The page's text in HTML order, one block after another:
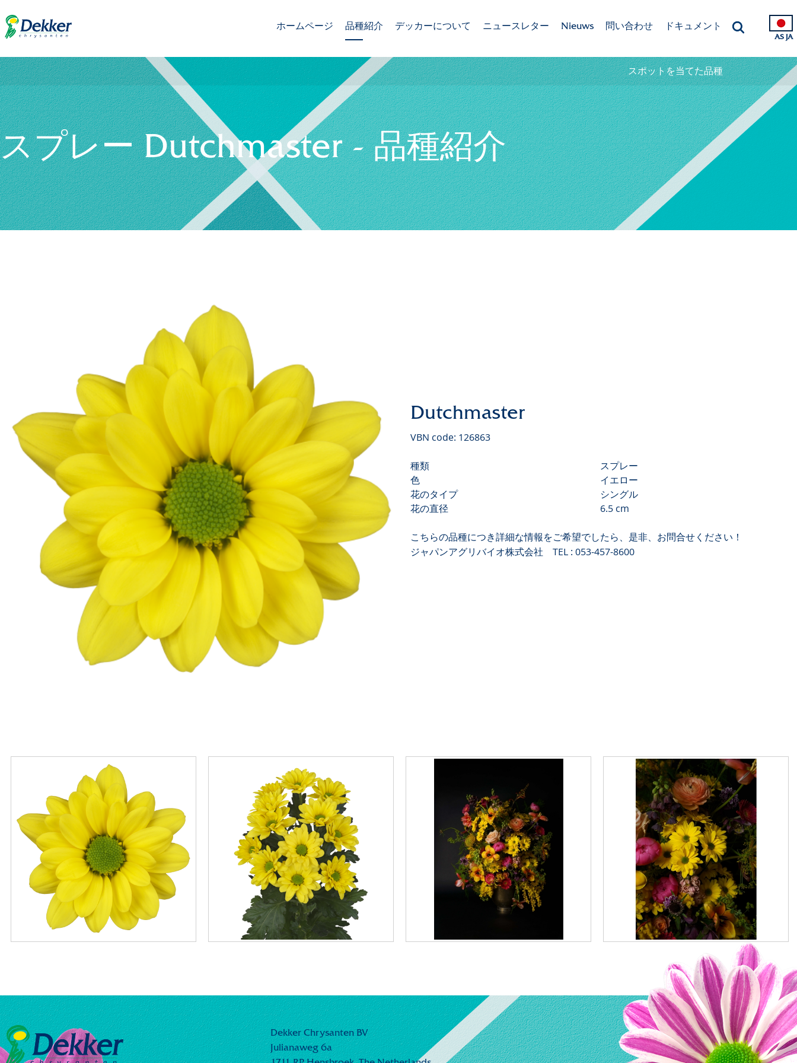
AS JA
ホームページ 品種紹介
スポットを当てた品種
デッカーについて
デッカークリサンテマム
ミッション・ビジョン
企業の社会的責任
持続可能性
イノベーション
国際的な
社史
ニュースレター Nieuws 問い合わせ
問い合わせ詳細
お問い合わせ担当者
ドキュメント
日本生産者向けカタログ
スポットを当てた品種
スプレー Dutchmaster - 品種紹介
Dutchmaster
VBN code: 126863
種類
スプレー
色
イエロー
花のタイプ
シングル
花の直径
6.5 cm
こちらの品種につき詳細な情報をご希望でしたら、是非、お問合せください！
ジャパンアグリバイオ株式会社 TEL : 053-457-8600
Dekker Chrysanten BV
Julianaweg 6a